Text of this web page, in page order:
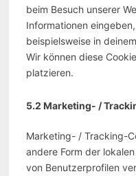
beim Besuch unserer
Informationen
beispielsweise in
Wir können diese
platzieren.
5.2 Marketing- /
Marketing- / Tracking-
andere Form der
von Benutzerprofilen